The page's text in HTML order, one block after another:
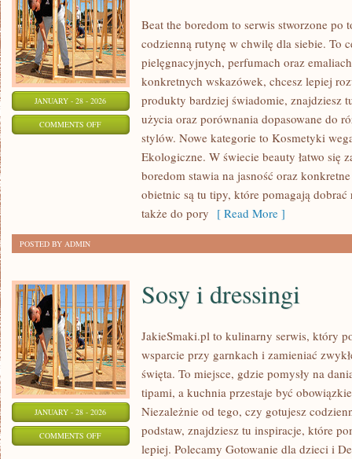
JANUARY - 28 - 2026
COMMENTS OFFON
SEZONOWA
PIELĘGNACJA
Beat the boredom to serwis stworzone
codzienną rutynę w chwilę dla siebie. To
pielęgnacyjnych, perfumach oraz
konkretnych wskazówek, chcesz lepiej
produkty bardziej świadomie, znajdziesz
użycia oraz porównania dopasowane do
stylów. Nowe kategorie to Kosmetyki
Ekologiczne. W świecie beauty łatwo się
boredom stawia na jasność oraz
obietnic są tu tipy, które pomagają
także do pory [ Read More ]
POSTED BY ADMIN
JANUARY - 28 - 2026
COMMENTS OFFON
Sosy i dressingi
JakieSmaki.pl to kulinarny serwis, który
wsparcie przy garnkach i zamieniać
święta. To miejsce, gdzie pomysły na
tipami, a kuchnia przestaje być
Niezależnie od tego, czy gotujesz
podstaw, znajdziesz tu inspiracje, które
lepiej. Polecamy Gotowanie dla dzieci i